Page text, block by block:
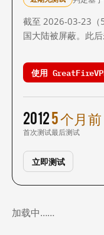
截至 2026-03-23（
国大陆被屏蔽。此
使用
2012
首次测试
5 个月前
最后测试
立即测试
加载中……